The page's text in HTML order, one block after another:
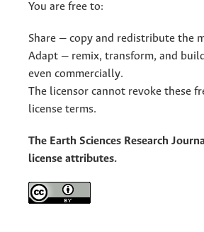
You are free to:
Share — copy and redistribute the
Adapt — remix, transform, and
even commercially.
The licensor cannot revoke these
license terms.
The Earth Sciences Research
license attributes.